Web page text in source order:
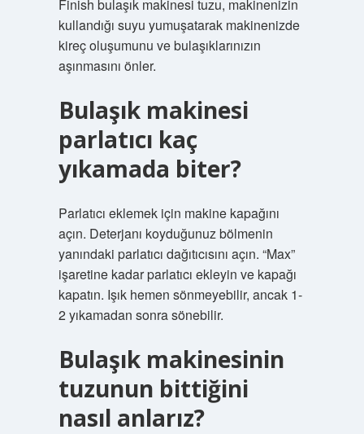
Finish bulaşık makinesi tuzu, makinenizin
kullandığı suyu yumuşatarak makinenizde
kireç oluşumunu ve bulaşıklarınızın
aşınmasını önler.
Bulaşık makinesi
parlatıcı kaç
yıkamada biter?
Parlatıcı eklemek için makine kapağını
açın. Deterjanı koyduğunuz bölmenin
yanındaki parlatıcı dağıtıcısını açın. “Max”
işaretine kadar parlatıcı ekleyin ve kapağı
kapatın. Işık hemen sönmeyebilir, ancak 1-
2 yıkamadan sonra sönebilir.
Bulaşık makinesinin
tuzunun bittiğini
nasıl anlarız?